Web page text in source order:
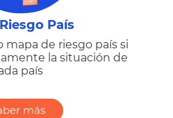
País
mapa de riesgo país si
la situación de
país
más